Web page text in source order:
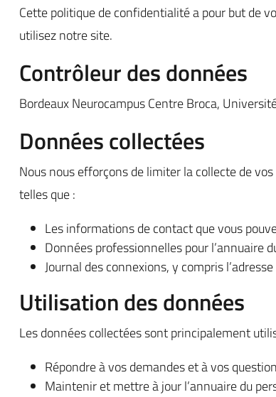
Cette politique de confidentialité a pour but de
utilisez notre site.
Contrôleur des données
Bordeaux Neurocampus Centre Broca,
Données collectées
Nous nous efforçons de limiter la collecte de
telles que :
Les informations de contact que vous
Données professionnelles pour l’annuaire
Journal des connexions, y compris
Utilisation des données
Les données collectées sont principalement
Répondre à vos demandes et à vos
Maintenir et mettre à jour l’annuaire du